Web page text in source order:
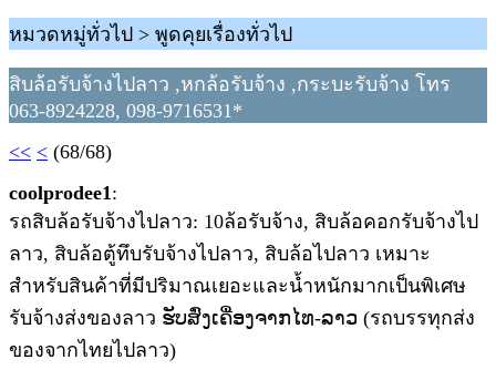
หมวดหมู่ทั่วไป > พูดคุยเรื่องทั่วไป
สิบล้อรับจ้างไปลาว ,หกล้อรับจ้าง ,กระบะรับจ้าง โทร
063-8924228, 098-9716531*
<< < (68/68)
coolprodee1:
รถสิบล้อรับจ้างไปลาว: 10ล้อรับจ้าง, สิบล้อคอกรับจ้างไป
ลาว, สิบล้อตู้ทึบรับจ้างไปลาว, สิบล้อไปลาว เหมาะ
สำหรับสินค้าที่มีปริมาณเยอะและน้ำหนักมากเป็นพิเศษ
รับจ้างส่งของลาว ຮັບສົ່ງເຄື່ອງຈາກໄທ-ລາວ (รถบรรทุกส่ง
ของจากไทยไปลาว)